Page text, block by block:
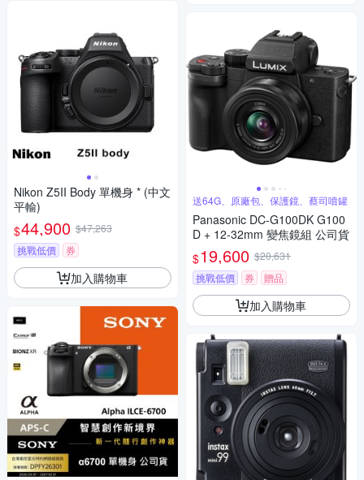
Nikon Z5II Body 單機身 * (中文
平輸)
$44,900 $47,263
挑戰低價
券
加入購物車
送64G、原廠包、保護鏡、蔡司噴罐
Panasonic DC-G100DK G100
D + 12-32mm 變焦鏡組 公司貨
$19,600 $20,631
挑戰低價
券 贈品
加入購物車